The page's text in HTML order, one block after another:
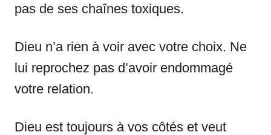
pas de ses chaînes toxiques.
Dieu n’a rien à voir avec votre choix. Ne
lui reprochez pas d’avoir endommagé
votre relation.
Dieu est toujours à vos côtés et veut